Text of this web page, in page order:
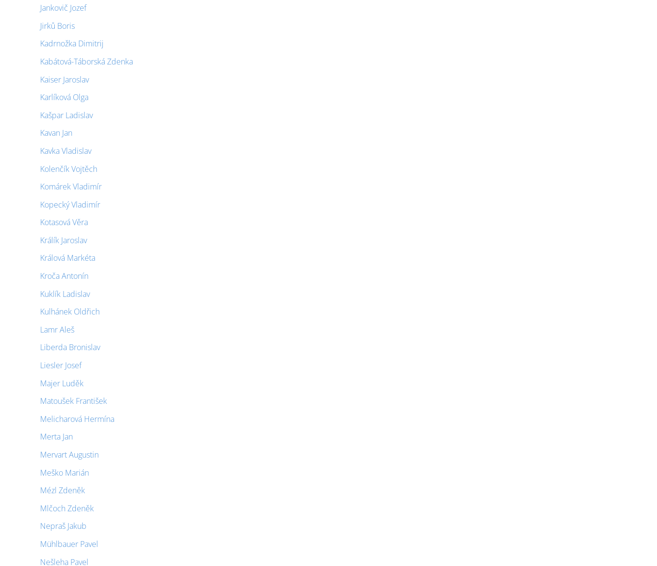
Jankovič Jozef
Jirků Boris
Kadrnožka Dimitrij
Kabátová-Táborská Zdenka
Kaiser Jaroslav
Karlíková Olga
Kašpar Ladislav
Kavan Jan
Kavka Vladislav
Kolenčík Vojtěch
Komárek Vladimír
Kopecký Vladimír
Kotasová Věra
Králík Jaroslav
Králová Markéta
Kroča Antonín
Kuklík Ladislav
Kulhánek Oldřich
Lamr Aleš
Liberda Bronislav
Liesler Josef
Majer Luděk
Matoušek František
Melicharová Hermína
Merta Jan
Mervart Augustin
Meško Marián
Mézl Zdeněk
Mlčoch Zdeněk
Nepraš Jakub
Mühlbauer Pavel
Nešleha Pavel